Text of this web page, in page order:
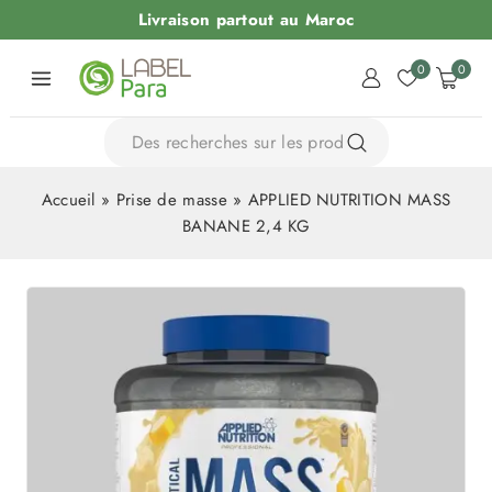
Livraison partout au Maroc
0 0
Accueil » Prise de masse» APPLIED NUTRITION MASS
BANANE 2,4 KG